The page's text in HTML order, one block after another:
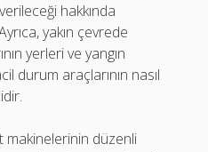
hakkında
yakın çevrede
yerleri ve yangın
durum araçlarının nasıl
makinelerinin düzenli